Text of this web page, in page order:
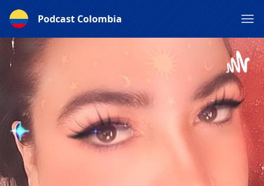
Podcast Colombia